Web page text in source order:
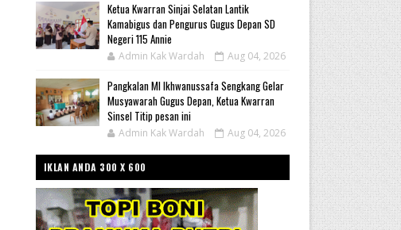
Ketua Kwarran Sinjai Selatan Lantik
Kamabigus dan Pengurus Gugus Depan SD
Negeri 115 Annie
Admin Kak Wardah Aug 04, 2026
Pangkalan MI Ikhwanussafa Sengkang Gelar
Musyawarah Gugus Depan, Ketua Kwarran
Sinsel Titip pesan ini
Admin Kak Wardah Aug 04, 2026
IKLAN ANDA 300 X 600